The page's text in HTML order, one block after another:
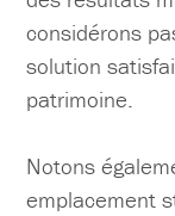
considérons
solution
patrimoine.
Notons
emplacement